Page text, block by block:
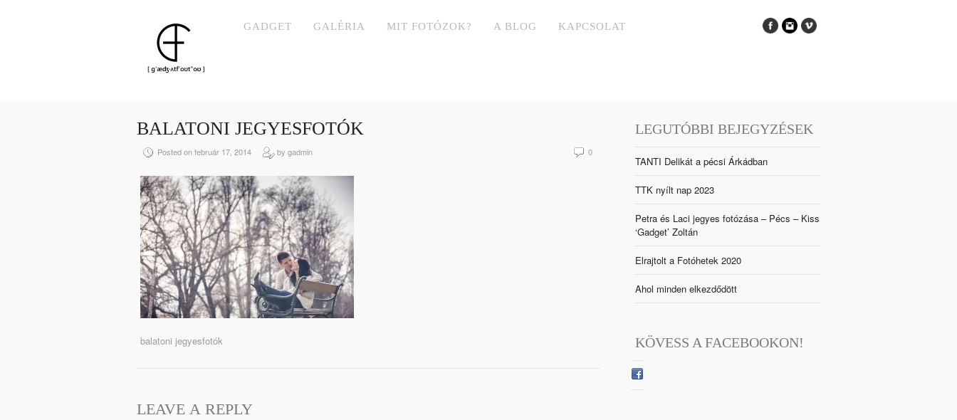
GADGET GALÉRIA MIT FOTÓZOK? A BLOG KAPCSOLAT
BALATONI JEGYESFOTÓK
Posted on február 17, 2014 by gadmin 0
balatoni jegyesfotók
LEAVE A REPLY
LEGUTÓBBI BEJEGYZÉSEK
TANTI Delikát a pécsi Árkádban
TTK nyílt nap 2023
Petra és Laci jegyes fotózása – Pécs – Kiss
‘Gadget’ Zoltán
Elrajtolt a Fotóhetek 2020
Ahol minden elkezdődött
KÖVESS A FACEBOOKON!